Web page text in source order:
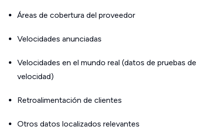
Áreas de cobertura del proveedor
Velocidades anunciadas
Velocidades en el mundo real (datos de pruebas de
velocidad)
Retroalimentación de clientes
Otros datos localizados relevantes